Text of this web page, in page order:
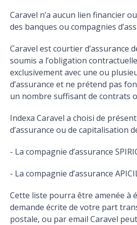
Caravel n’a aucun lien financier
des banques ou compagnies
Caravel est courtier d’assurance
soumis a l’obligation
exclusivement avec une ou
d’assurance et ne prétend pas
un nombre suffisant de contrats
Indexa Caravel a choisi de
d’assurance ou de capitalisation
- La compagnie d’assurance
- La compagnie d’assurance
Cette liste pourra être amenée à
demande écrite de votre part
postale, ou par email Caravel